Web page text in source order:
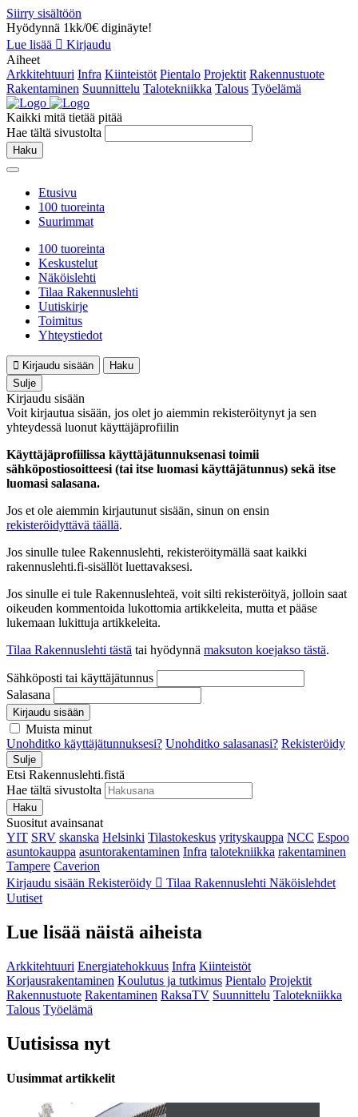
Siirry sisältöön
Hyödynnä 1kk/0€ diginäyte!
Lue lisää
Kirjaudu
Aiheet
Arkkitehtuuri Infra Kiinteistöt Pientalo Projektit Rakennustuote
Rakentaminen Suunnittelu Talotekniikka Talous Työelämä
Kaikki mitä tietää pitää
Hae tältä sivustolta
Haku
Etusivu
100 tuoreinta
Suurimmat
100 tuoreinta
Keskustelut
Näköislehti
Tilaa Rakennuslehti
Uutiskirje
Toimitus
Yhteystiedot
Kirjaudu sisään
Haku
Sulje
Kirjaudu sisään
Voit kirjautua sisään, jos olet jo aiemmin rekisteröitynyt ja sen
yhteydessä luonut käyttäjäprofiilin
Käyttäjäprofiilissa käyttäjätunnuksenasi toimii
sähköpostiosoitteesi (tai itse luomasi käyttäjätunnus) sekä itse
luomasi salasana.
Jos et ole aiemmin kirjautunut sisään, sinun on ensin
rekisteröidyttävä täällä.
Jos sinulle tulee Rakennuslehti, rekisteröitymällä saat kaikki
rakennuslehti.fi-sisällöt luettavaksesi.
Jos sinulle ei tule Rakennuslehteä, voit silti rekisteröityä, jolloin saat
oikeuden kommentoida lukottomia artikkeleita, mutta et pääse
lukemaan lukittuja artikkeleita.
Tilaa Rakennuslehti tästä tai hyödynnä maksuton koejakso tästä.
Sähköposti tai käyttäjätunnus
Salasana
Kirjaudu sisään
Muista minut
Unohditko käyttäjätunnuksesi? Unohditko salasanasi? Rekisteröidy
Sulje
Etsi Rakennuslehti.fistä
Hae tältä sivustolta
Haku
Suositut avainsanat
YIT SRV skanska Helsinki Tilastokeskus yrityskauppa NCC Espoo
asuntokauppa asuntorakentaminen Infra talotekniikka rakentaminen
Tampere Caverion
Kirjaudu sisään Rekisteröidy Tilaa Rakennuslehti Näköislehdet
Uutiset
Lue lisää näistä aiheista
Arkkitehtuuri Energiatehokkuus Infra Kiinteistöt
Korjausrakentaminen Koulutus ja tutkimus Pientalo Projektit
Rakennustuote Rakentaminen RaksaTV Suunnittelu Talotekniikka
Talous Työelämä
Uutisissa nyt
Uusimmat artikkelit